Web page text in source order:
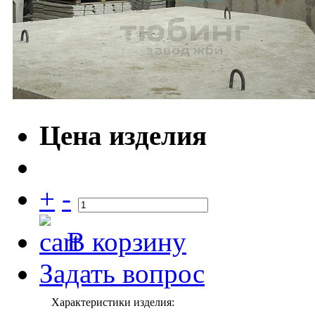
Цена изделия
+ -
В корзину
Задать вопрос
Характеристики изделия: